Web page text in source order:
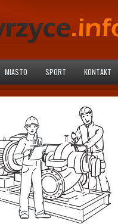
MIASTO SPORT KONTAKT